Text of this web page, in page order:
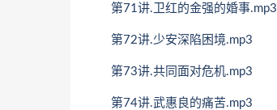
第71讲.卫红的金强的婚事.mp3
第72讲.少安深陷困境.mp3
第73讲.共同面对危机.mp3
第74讲.武惠良的痛苦.mp3